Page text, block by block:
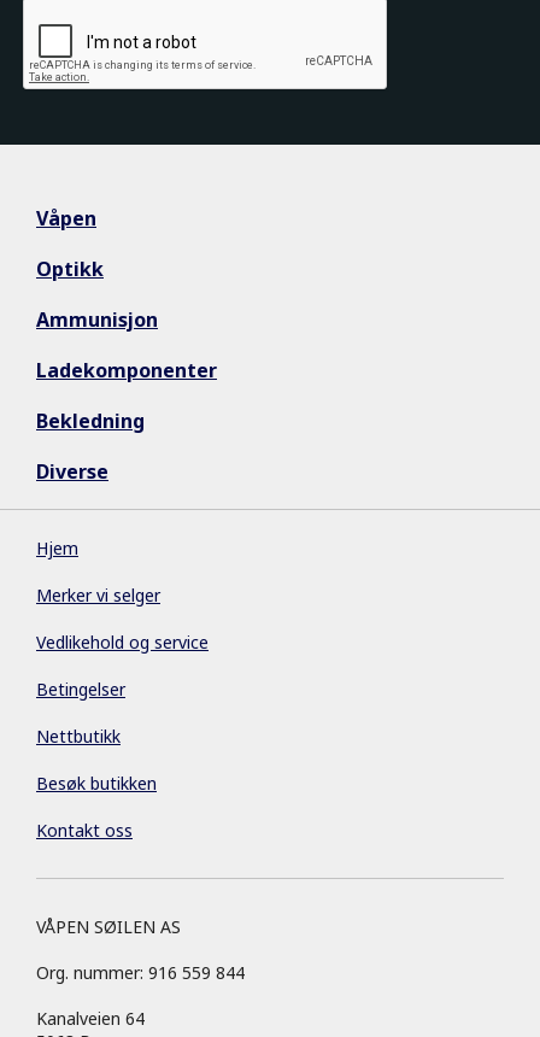
Våpen
Optikk
Ammunisjon
Ladekomponenter
Bekledning
Diverse
Hjem
Merker vi selger
Vedlikehold og service
Betingelser
Nettbutikk
Besøk butikken
Kontakt oss
VÅPEN SØILEN AS
Org. nummer: 916 559 844
Kanalveien 64